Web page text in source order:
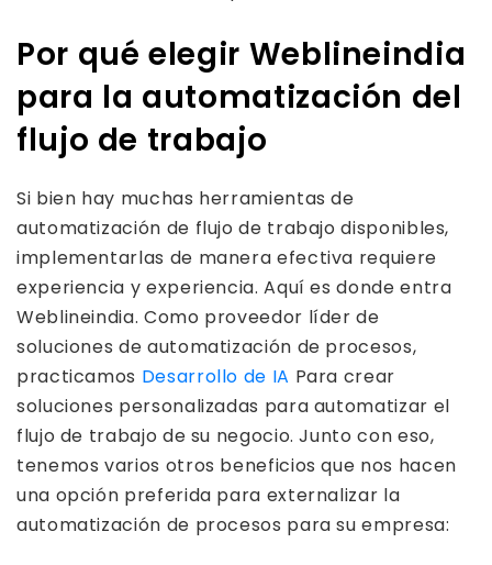
Por qué elegir Weblineindia
para la automatización del
flujo de trabajo
Si bien hay muchas herramientas de
automatización de flujo de trabajo disponibles,
implementarlas de manera efectiva requiere
experiencia y experiencia. Aquí es donde entra
Weblineindia. Como proveedor líder de
soluciones de automatización de procesos,
practicamos Desarrollo de IA Para crear
soluciones personalizadas para automatizar el
flujo de trabajo de su negocio. Junto con eso,
tenemos varios otros beneficios que nos hacen
una opción preferida para externalizar la
automatización de procesos para su empresa: